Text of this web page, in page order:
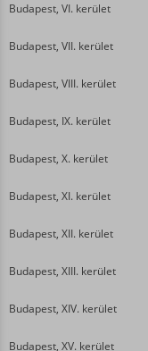
Budapest, VI. kerület
Budapest, VII. kerület
Budapest, VIII. kerület
Budapest, IX. kerület
Budapest, X. kerület
Budapest, XI. kerület
Budapest, XII. kerület
Budapest, XIII. kerület
Budapest, XIV. kerület
Budapest, XV. kerület